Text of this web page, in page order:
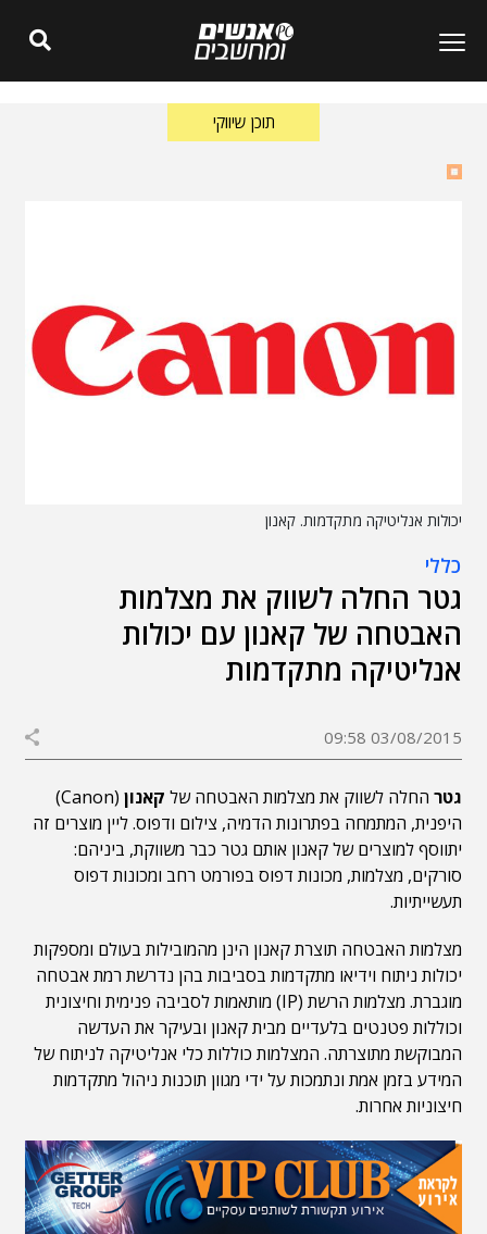
תוכן שיווקי
יכולות אנליטיקה מתקדמות. קאנון
כללי
גטר החלה לשווק את מצלמות
האבטחה של קאנון עם יכולות
אנליטיקה מתקדמות
03/08/2015 09:58
גטר החלה לשווק את מצלמות האבטחה של קאנון
(Canon)
היפנית, המתמחה בפתרונות הדמיה, צילום ודפוס. ליין מוצרים זה
יתווסף למוצרים של קאנון אותם גטר כבר משווקת, ביניהם:
סורקים, מצלמות, מכונות דפוס בפורמט רחב ומכונות דפוס
תעשייתיות.
מצלמות האבטחה תוצרת קאנון הינן מהמובילות בעולם ומספקות
יכולות ניתוח וידיאו מתקדמות בסביבות בהן נדרשת רמת אבטחה
מוגברת. מצלמות הרשת (IP) מותאמות לסביבה פנימית וחיצונית
וכוללות פטנטים בלעדיים מבית קאנון ובעיקר את העדשה
המבוקשת מתוצרתה. המצלמות כוללות כלי אנליטיקה לניתוח של
המידע בזמן אמת ונתמכות על ידי מגוון תוכנות ניהול מתקדמות
חיצוניות אחרות.